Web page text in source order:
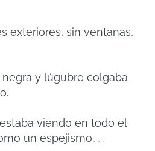
exteriores, sin ventanas,
y lúgubre colgaba
viendo en todo el
un espejismo…….